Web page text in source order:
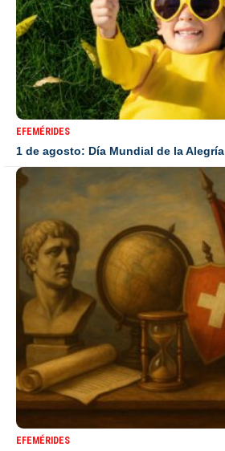
EFEMÉRIDES
1 de agosto: Día Mundial de la Alegría
EFEMÉRIDES